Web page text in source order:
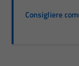
Consigliere